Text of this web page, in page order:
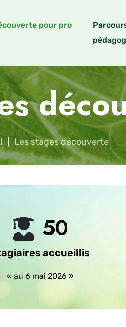
pour pro
Les stages découverte
50
accueillis
« au 6 mai 2026 »